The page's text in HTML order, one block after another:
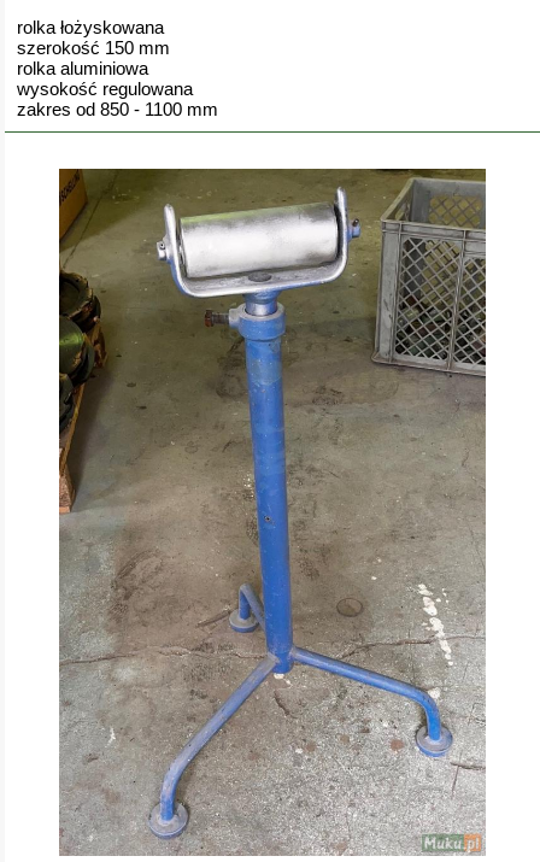
rolka łożyskowana
szerokość 150 mm
rolka aluminiowa
wysokość regulowana
zakres od 850 - 1100 mm